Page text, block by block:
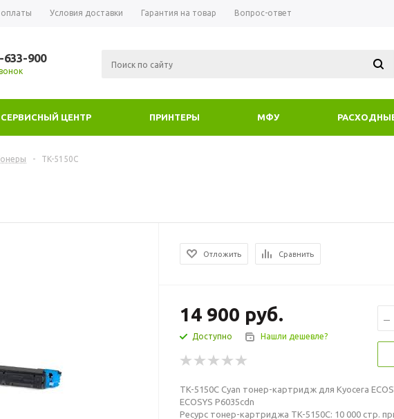
оплаты Условия доставки Гарантия на товар Вопрос-ответ
633-900
СЕРВИСНЫЙ ЦЕНТР ПРИНТЕРЫ МФУ
- TK-5150C
Отложить Сравнить
14 900 руб.
Доступно Нашли дешевле?
TK-5150C Cyan тонер-картридж для Kyocera
ECOSYS P6035cdn
Ресурс тонер-картриджа TK-5150C: 10 000 стр.